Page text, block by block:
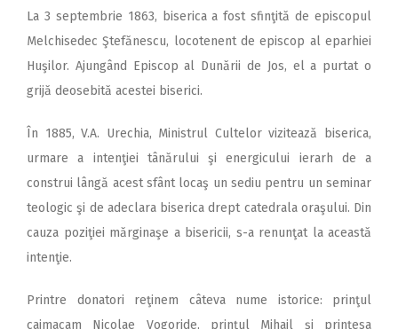
La 3 septembrie 1863, biserica a fost sfinţită de episcopul
Melchisedec Ştefănescu, locotenent de episcop al eparhiei
Huşilor. Ajungând Episcop al Dunării de Jos, el a purtat o
grijă deosebită acestei biserici.
În 1885, V.A. Urechia, Ministrul Cultelor vizitează biserica,
urmare a intenţiei tânărului şi energicului ierarh de a
construi lângă acest sfânt locaş un sediu pentru un seminar
teologic şi de adeclara biserica drept catedrala oraşului. Din
cauza poziţiei mărginaşe a bisericii, s-a renunţat la această
intenţie.
Printre donatori reţinem câteva nume istorice: prinţul
caimacam Nicolae Vogoride, prinţul Mihail şi prinţesa